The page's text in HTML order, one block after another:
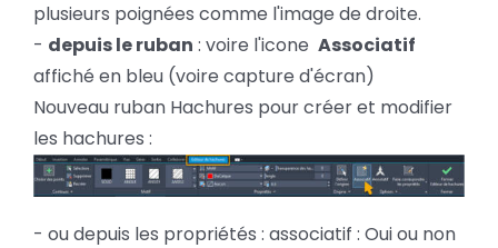
plusieurs poignées comme l'image de droite.
- depuis le ruban : voire l'icone Associatif
affiché en bleu (voire capture d'écran)
Nouveau ruban Hachures pour créer et modifier
les hachures :
- ou depuis les propriétés : associatif : Oui ou non